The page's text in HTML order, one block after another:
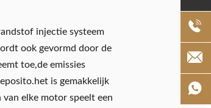
injectie systeem
ook gevormd door de
toe,de emissies
is gemakkelijk
elke motor speelt een